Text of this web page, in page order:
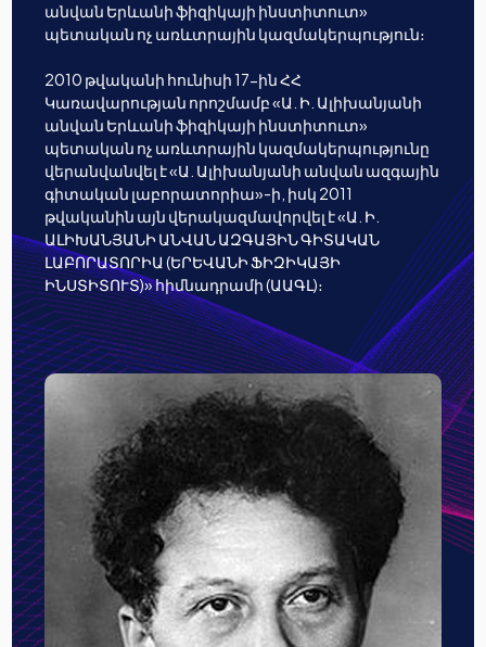
անվան Երևանի ֆիզիկայի ինստիտուտ»
պետական ոչ առևտրային կազմակերպություն։
2010 թվականի հունիսի 17-ին ՀՀ
Կառավարության որոշմամբ «Ա. Ի. Ալիխանյանի
անվան Երևանի ֆիզիկայի ինստիտուտ»
պետական ոչ առևտրային կազմակերպությունը
վերանվանվել է «Ա. Ալիխանյանի անվան ազգային
գիտական լաբորատորիա»-ի, իսկ 2011
թվականին այն վերակազմավորվել է «Ա. Ի.
ԱԼԻԽԱՆՅԱՆԻ ԱՆՎԱՆ ԱԶԳԱՅԻՆ ԳԻՏԱԿԱՆ
ԼԱԲՈՐԱՏՈՐԻԱ (ԵՐԵՎԱՆԻ ՖԻԶԻԿԱՅԻ
ԻՆՍՏԻՏՈՒՏ)» հիմնադրամի (ԱԱԳԼ)։